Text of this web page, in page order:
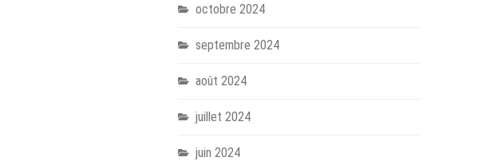
octobre 2024
septembre 2024
août 2024
juillet 2024
juin 2024